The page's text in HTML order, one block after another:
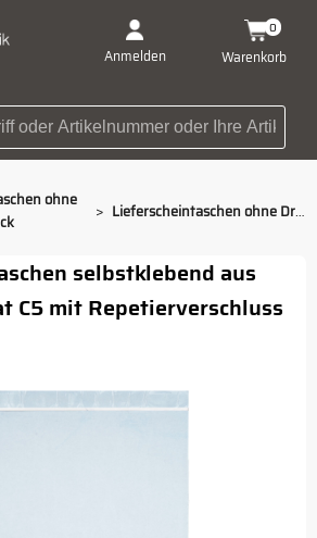
Anmelden Warenkorb
0
Suchbegriff oder
ohne
> Lieferscheintaschen ohne Druck Querformat C5 mit Repetierverschluss
selbstklebend aus
C5 mit Repetierverschluss